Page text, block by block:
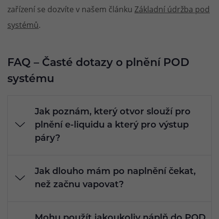
zařízení se dozvíte v našem článku Základní údržba pod
systémů.
FAQ – Časté dotazy o plnění POD
systému
Jak poznám, který otvor slouží pro
plnění e-liquidu a který pro výstup
páry?
nebo umístěný pod odnímatelným náustkem a
Jak dlouho mám po naplnění čekat,
než začnu vapovat?